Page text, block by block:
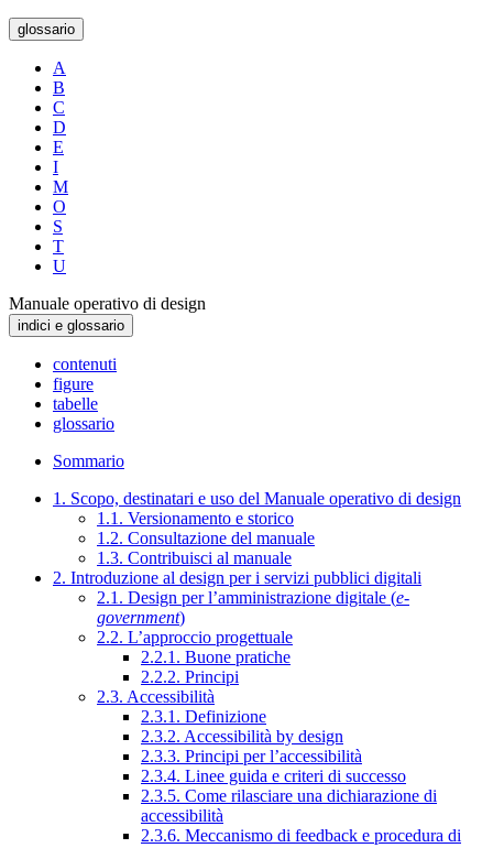
glossario
A
B
C
D
E
I
M
O
S
T
U
Manuale operativo di design
indici e glossario
contenuti
figure
tabelle
glossario
Sommario
1. Scopo, destinatari e uso del Manuale operativo di design
1.1. Versionamento e storico
1.2. Consultazione del manuale
1.3. Contribuisci al manuale
2. Introduzione al design per i servizi pubblici digitali
2.1. Design per l’amministrazione digitale (e-
government)
2.2. L’approccio progettuale
2.2.1. Buone pratiche
2.2.2. Principi
2.3. Accessibilità
2.3.1. Definizione
2.3.2. Accessibilità by design
2.3.3. Principi per l’accessibilità
2.3.4. Linee guida e criteri di successo
2.3.5. Come rilasciare una dichiarazione di
accessibilità
2.3.6. Meccanismo di feedback e procedura di